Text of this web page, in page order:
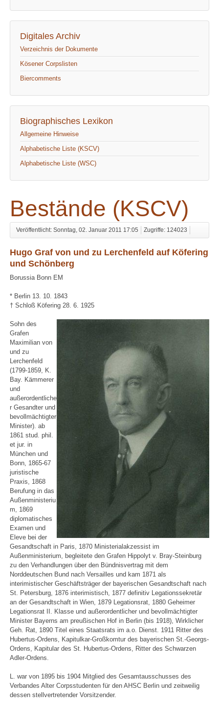
Digitales Archiv
Verzeichnis der Dokumente
Kösener Corpslisten
Biercomments
Biographisches Lexikon
Allgemeine Hinweise
Alphabetische Liste (KSCV)
Alphabetische Liste (WSC)
Bestände (KSCV)
Veröffentlicht: Sonntag, 02. Januar 2011 17:05 Zugriffe: 124023
Hugo Graf von und zu Lerchenfeld auf Köfering
und Schönberg
Borussia Bonn EM
* Berlin 13. 10. 1843
† Schloß Köfering 28. 6. 1925
Sohn des
Grafen
Maximilian von
und zu
Lerchenfeld
(1799-1859, K.
Bay. Kämmerer
und
außerordentliche
r Gesandter und
bevollmächtigter
Minister). ab
1861 stud. phil.
et jur. in
München und
Bonn, 1865-67
juristische
Praxis, 1868
Berufung in das
Außenministeriu
m, 1869
diplomatisches
Examen und
Eleve bei der
Gesandtschaft in Paris, 1870 Ministerialakzessist im
Außenministerium, begleitete den Grafen Hippolyt v. Bray-Steinburg
zu den Verhandlungen über den Bündnisvertrag mit dem
Norddeutschen Bund nach Versailles und kam 1871 als
interimistischer Geschäftsträger der bayerischen Gesandtschaft nach
St. Petersburg, 1876 interimistisch, 1877 definitiv Legationssekretär
an der Gesandtschaft in Wien, 1879 Legationsrat, 1880 Geheimer
Legationsrat II. Klasse und außerordentlicher und bevollmächtigter
Minister Bayerns am preußischen Hof in Berlin (bis 1918), Wirklicher
Geh. Rat, 1890 Titel eines Staatsrats im a.o. Dienst. 1911 Ritter des
Hubertus-Ordens, Kapitulkar-Großkomtur des bayerischen St.-Georgs-
Ordens, Kapitular des St. Hubertus-Ordens, Ritter des Schwarzen
Adler-Ordens.
L. war von 1895 bis 1904 Mitglied des Gesamtausschusses des
Verbandes Alter Corpsstudenten für den AHSC Berlin und zeitweilig
dessen stellvertretender Vorsitzender.